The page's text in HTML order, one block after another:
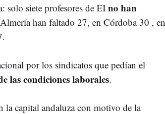
solo siete profesores de EI no han
han faltado 27, en Córdoba 30 , en
por los sindicatos que pedían el
las condiciones laborales.
la capital andaluza con motivo de la